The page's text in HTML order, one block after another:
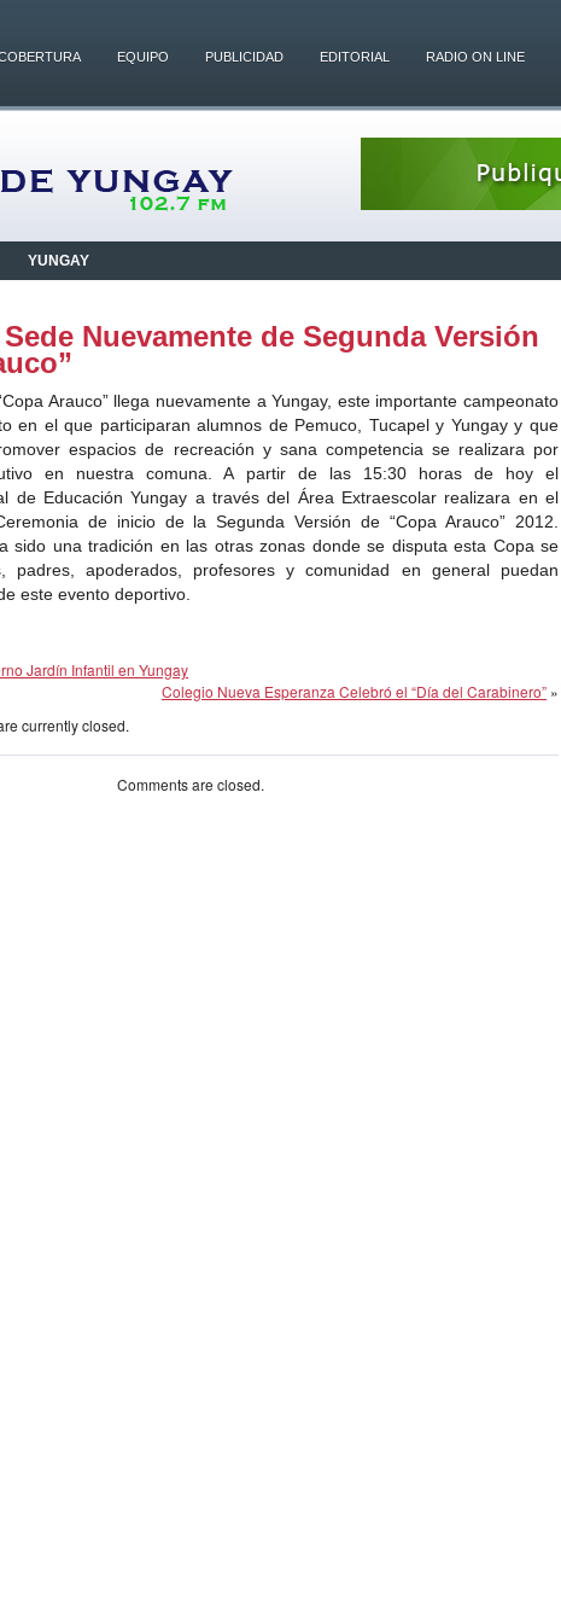
EQUIPO PUBLICIDAD EDITORIAL RADIO ON LINE
YUNGAY
Nuevamente de Segunda Versión
Arauco” llega nuevamente a Yungay, este importante campeonato
en el que participaran alumnos de Pemuco, Tucapel y Yungay y que
espacios de recreación y sana competencia se realizara por
en nuestra comuna. A partir de las 15:30 horas de hoy el
de Educación Yungay a través del Área Extraescolar realizara en el
de inicio de la Segunda Versión de “Copa Arauco” 2012.
sido una tradición en las otras zonas donde se disputa esta Copa se
padres, apoderados, profesores y comunidad en general puedan
este evento deportivo.
Jardín Infantil en Yungay
Colegio Nueva Esperanza Celebró el “Día del Carabinero” »
currently closed.
Comments are closed.